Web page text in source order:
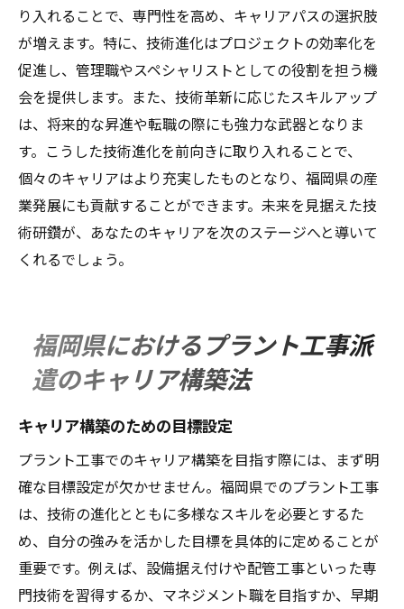
り入れることで、専門性を高め、キャリアパスの選択肢
が増えます。特に、技術進化はプロジェクトの効率化を
促進し、管理職やスペシャリストとしての役割を担う機
会を提供します。また、技術革新に応じたスキルアップ
は、将来的な昇進や転職の際にも強力な武器となりま
す。こうした技術進化を前向きに取り入れることで、
個々のキャリアはより充実したものとなり、福岡県の産
業発展にも貢献することができます。未来を見据えた技
術研鑽が、あなたのキャリアを次のステージへと導いて
くれるでしょう。
福岡県におけるプラント工事派
遣のキャリア構築法
キャリア構築のための目標設定
プラント工事でのキャリア構築を目指す際には、まず明
確な目標設定が欠かせません。福岡県でのプラント工事
は、技術の進化とともに多様なスキルを必要とするた
め、自分の強みを活かした目標を具体的に定めることが
重要です。例えば、設備据え付けや配管工事といった専
門技術を習得するか、マネジメント職を目指すか、早期